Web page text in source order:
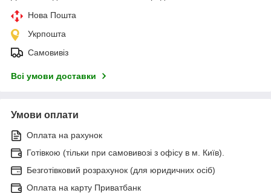
Нова Пошта
Укрпошта
Самовивіз
Всі умови доставки
Умови оплати
Оплата на рахунок
Готівкою (тільки при самовивозі з офісу в м. Київ).
Безготівковий розрахунок (для юридичних осіб)
Оплата на карту Приватбанк